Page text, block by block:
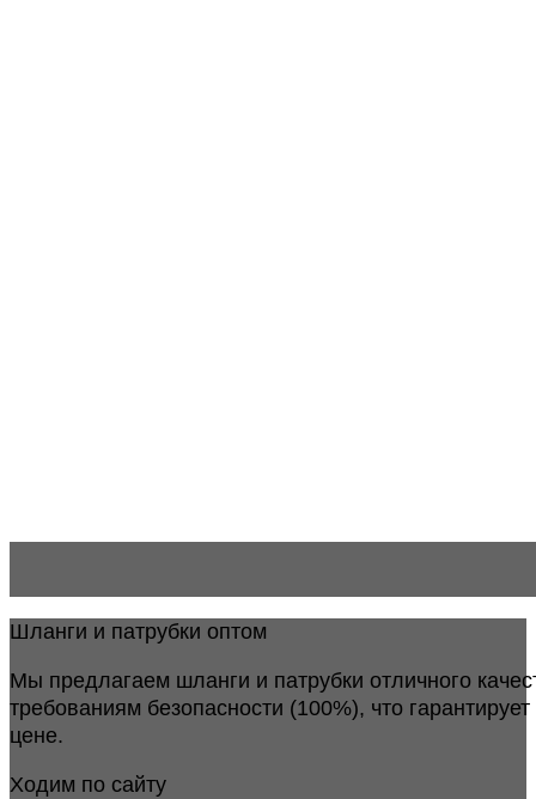
Шланги и патрубки оптом
Мы предлагаем шланги и патрубки отличного
требованиям безопасности (100%), что
цене.
Ходим по сайту